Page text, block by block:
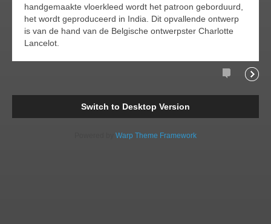
handgemaakte vloerkleed wordt het patroon geborduurd,
het wordt geproduceerd in India. Dit opvallende ontwerp
is van de hand van de Belgische ontwerpster Charlotte
Lancelot.
Comment
Switch to Desktop Version
Warp Theme Framework